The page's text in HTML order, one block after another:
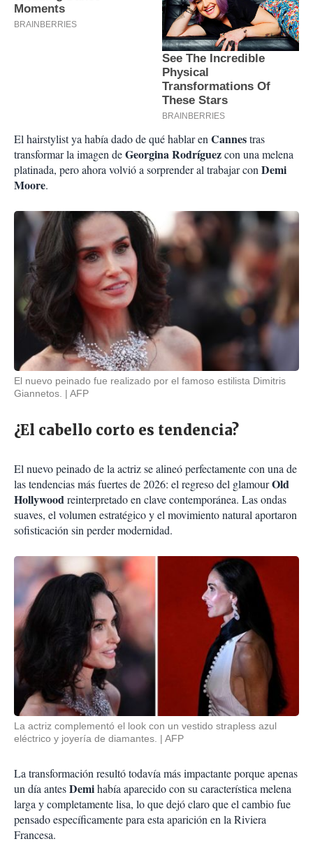
El hairstylist ya había dado de qué hablar enCannestras
transformar la imagen deGeorgina Rodríguezcon una melena
platinada, pero ahora volvió a sorprender al trabajar conDemi
Moore.
El nuevo peinado fue realizado por el famoso estilista Dimitris
Giannetos.
AFP
¿El cabello corto es tendencia?
El nuevo peinado de la actriz se alineó perfectamente con una de
las tendencias más fuertes de 2026: el regreso del glamourOld
Hollywoodreinterpretado en clave contemporánea. Las ondas
suaves, el volumen estratégico y el movimiento natural aportaron
sofisticación sin perder modernidad.
La actriz complementó el look con un vestido strapless azul
eléctrico y joyería de diamantes.
AFP
La transformación resultó todavía más impactante porque apenas
un día antesDemihabía aparecido con su característica melena
larga y completamente lisa, lo que dejó claro que el cambio fue
pensado específicamente para esta aparición en la Riviera
Francesa.